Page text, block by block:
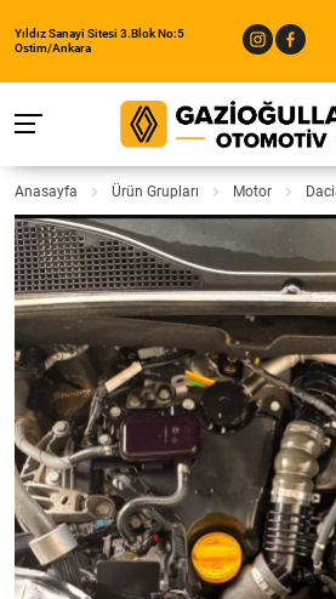
Yıldız Sanayi Sitesi 3.Blok No:5
Ostim/Ankara
Anasayfa Ürün Grupları Motor